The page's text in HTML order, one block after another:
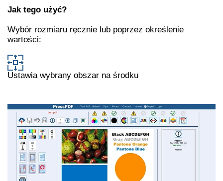
Jak tego użyć?
Wybór rozmiaru ręcznie lub poprzez określenie
wartości:
Ustawia wybrany obszar na środku